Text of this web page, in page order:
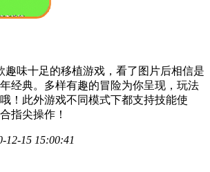
趣味十足的移植游戏，看了图片后相信是
经典。多样有趣的冒险为你呈现，玩法
！此外游戏不同模式下都支持技能使
指尖操作！
12-15 15:00:41